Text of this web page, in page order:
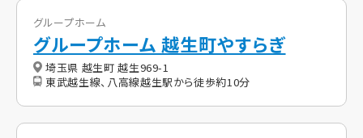
グループホーム
グループホーム 越生町やすらぎ
埼玉県 越生町 越生969-1
東武越生線、八高線越生駅から徒歩約10分